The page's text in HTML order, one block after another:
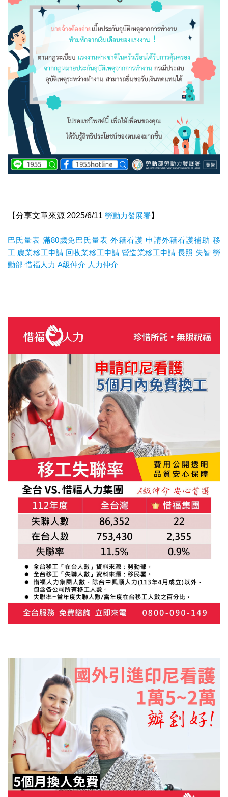
【分享文章來源 2025/6/11 勞動力發展署】
巴氏量表 滿80歲免巴氏量表 外籍看護 申請外籍看護補助 移
工 農業移工申請 回收業移工申請 營造業移工申請 長照 失智 勞
動部 惜福人力 A級仲介 人力仲介